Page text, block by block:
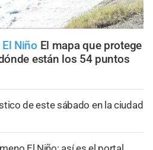
Niño El mapa que protege
están los 54 puntos
de este sábado en la ciudad